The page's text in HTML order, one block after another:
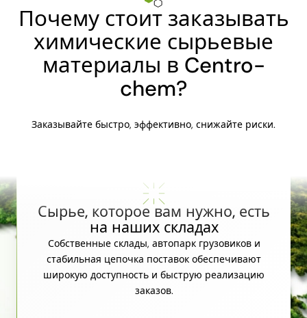
Почему стоит заказывать
химические сырьевые
материалы в Centro-
chem?
Заказывайте быстро, эффективно, снижайте риски.
Сырье, которое вам нужно, есть
на наших складах
Собственные склады, автопарк грузовиков и
стабильная цепочка поставок обеспечивают
широкую доступность и быструю реализацию
заказов.